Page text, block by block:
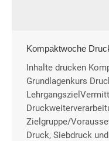
Kompaktwoche
Inhalte drucken
Grundlagenkurs
Zielgruppe/
Druck, Siebdruck